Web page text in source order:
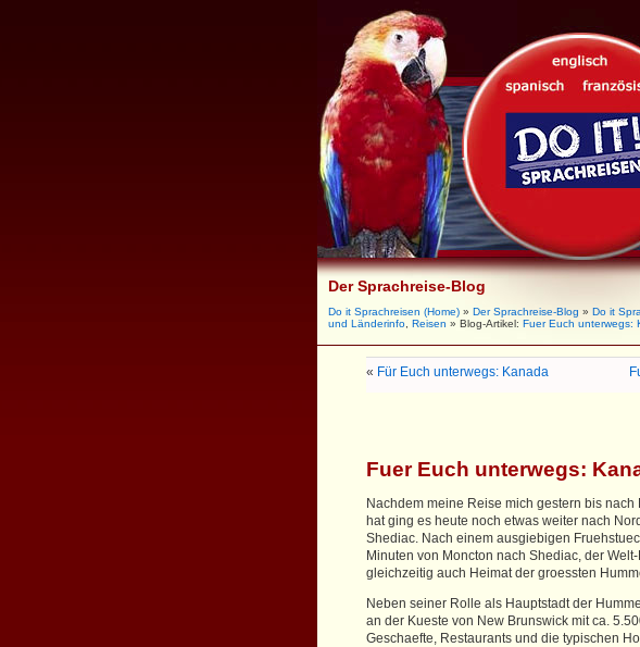
Der Sprachreise-Blog
Do it Sprachreisen (Home) » Der Sprachreise-Blog » Do it
und Länderinfo Reisen » Blog-Artikel: Fuer Euch unterwegs:
« Für Euch unterwegs: Kanada
Fuer Euch unterwegs:
Nachdem meine Reise mich gestern bis
hat ging es heute noch etwas weiter nach
Shediac. Nach einem ausgiebigen
Minuten von Moncton nach Shediac, der
gleichzeitig auch Heimat der groessten
Neben seiner Rolle als Hauptstadt der
an der Kueste von New Brunswick mit ca.
Geschaefte, Restaurants und die typischen